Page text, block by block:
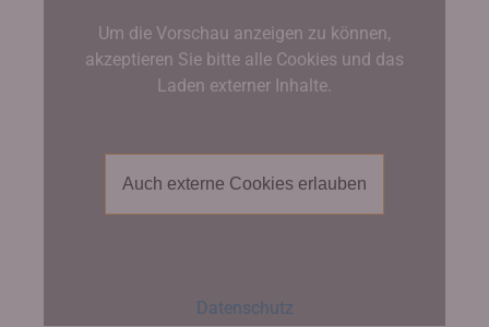
Um die Vorschau anzeigen zu können,
akzeptieren Sie bitte alle Cookies und das
Laden externer Inhalte.
Auch externe Cookies erlauben
Datenschutz